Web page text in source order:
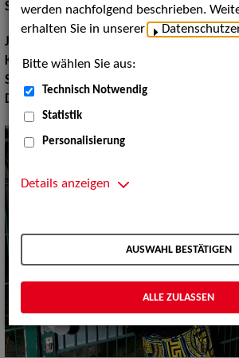
Schauspiel:Bühne, Film und TV
Jahrgang:
Körpergröße:189 cm
Sprachen:
Dialekte:
Berlinerisch, Mannemerisch,
werden nachfolgend beschrieben.
erhalten Sie in unserer
Bitte wählen Sie aus:
Technisch Notwendig
Statistik
Personalisierung
Details anzeigen
AUSWAHL BESTÄTIGEN
ALLE ZULASSEN